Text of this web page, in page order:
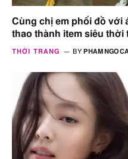
Cùng chị em phối đồ với
thao thành item siêu thời
THỜI TRANG BY